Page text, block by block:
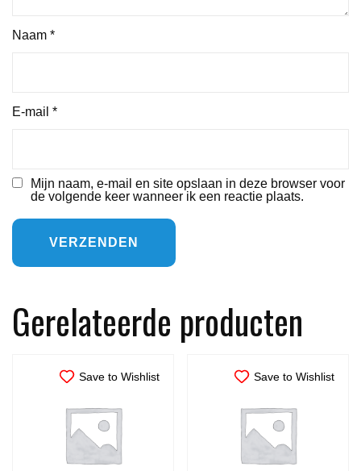
Naam *
E-mail *
Mijn naam, e-mail en site opslaan in deze browser voor
de volgende keer wanneer ik een reactie plaats.
Gerelateerde producten
Save to Wishlist Save to Wishlist